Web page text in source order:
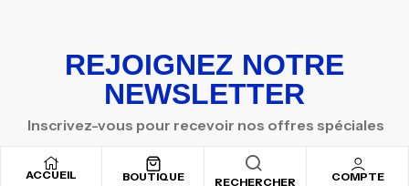
ACCUEIL BOUTIQUE RECHERCHER COMPTE
REJOIGNEZ NOTRE
NEWSLETTER
Inscrivez-vous pour recevoir nos offres spéciales